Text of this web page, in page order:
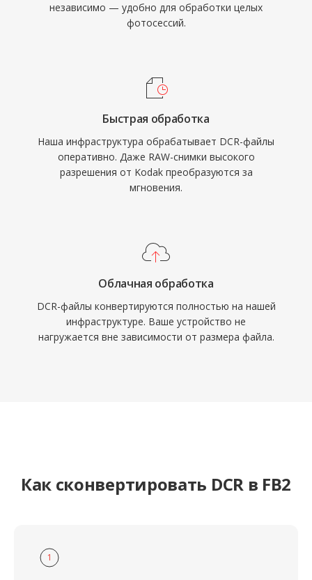
независимо — удобно для обработки целых
фотосессий.
Быстрая обработка
Наша инфраструктура обрабатывает DCR-файлы
оперативно. Даже RAW-снимки высокого
разрешения от Kodak преобразуются за
мгновения.
Облачная обработка
DCR-файлы конвертируются полностью на нашей
инфраструктуре. Ваше устройство не
нагружается вне зависимости от размера файла.
Как сконвертировать DCR в FB2
1